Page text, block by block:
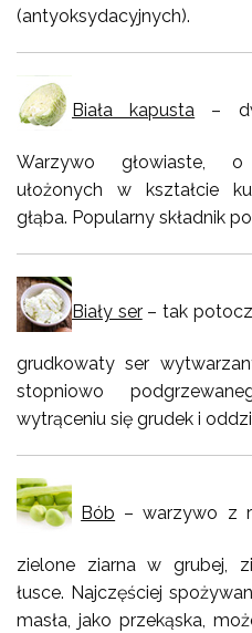
(antyoksydacyjnych).
Biała kapusta –
Warzywo głowiaste, o
ułożonych w kształcie
głąba. Popularny składnik
Biały ser– tak
grudkowaty ser
stopniowo
wytrąceniu się grudek i
Bób – warzywo z
zielone ziarna w grubej,
łusce. Najczęściej
masła, jako przekąska,